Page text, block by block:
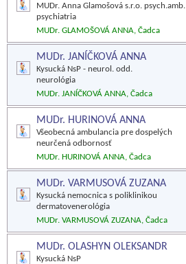
MUDr. Anna Glamošová s.r.o. psych.amb.
psychiatria
MUDr. GLAMOŠOVÁ ANNA, Čadca
MUDr. JANÍČKOVÁ ANNA
Kysucká NsP - neurol. odd.
neurológia
MUDr. JANÍČKOVÁ ANNA, Čadca
MUDr. HURINOVÁ ANNA
Všeobecná ambulancia pre dospelých
neurčená odbornosť
MUDr. HURINOVÁ ANNA, Čadca
MUDr. VARMUSOVÁ ZUZANA
Kysucká nemocnica s poliklinikou
dermatovenerológia
MUDr. VARMUSOVÁ ZUZANA, Čadca
MUDr. OLASHYN OLEKSANDR
Kysucká NsP